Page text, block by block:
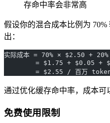
存命中率会非常高
假设你的混合成本比例为 70%
出：
实际成本 = 70% × $2.50 +
= $1.75 + $0.05 +
= $2.55 / 百万
通过优化缓存命中率，成本可
免费使用限制